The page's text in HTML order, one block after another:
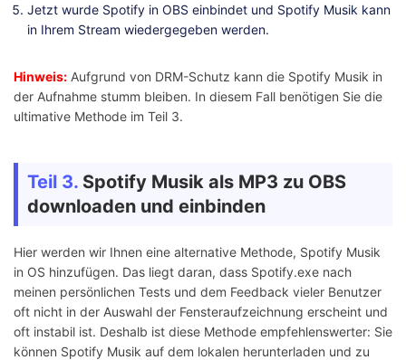
Jetzt wurde Spotify in OBS einbindet und Spotify Musik kann
in Ihrem Stream wiedergegeben werden.
Hinweis: Aufgrund von DRM-Schutz kann die Spotify Musik in
der Aufnahme stumm bleiben. In diesem Fall benötigen Sie die
ultimative Methode im Teil 3.
Teil 3. Spotify Musik als MP3 zu OBS
downloaden und einbinden
Hier werden wir Ihnen eine alternative Methode, Spotify Musik
in OS hinzufügen. Das liegt daran, dass Spotify.exe nach
meinen persönlichen Tests und dem Feedback vieler Benutzer
oft nicht in der Auswahl der Fensteraufzeichnung erscheint und
oft instabil ist. Deshalb ist diese Methode empfehlenswerter: Sie
können Spotify Musik auf dem lokalen herunterladen und zu